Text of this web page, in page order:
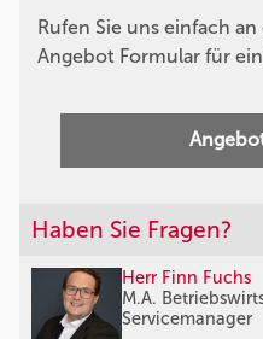
Rufen Sie uns einfach
Angebot Formular für
Haben Sie Fragen?
Herr Finn Fuchs
M.A.
Servicemanager